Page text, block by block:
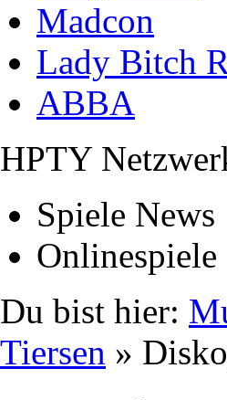
Madcon
Lady Bitch
ABBA
HPTY
Spiele News
Onlinespiele
Du bist hier:
Tiersen »